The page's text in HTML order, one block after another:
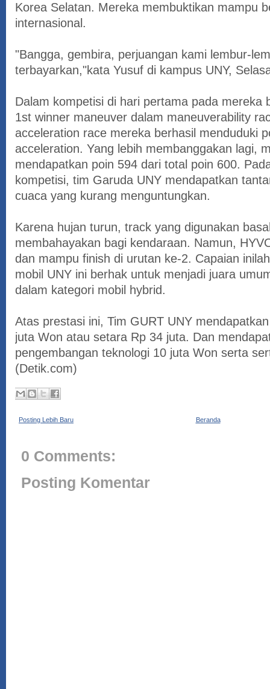
Korea Selatan. Mereka membuktikan mampu
internasional.
"Bangga, gembira, perjuangan kami lembur-
terbayarkan,"kata Yusuf di kampus UNY,
Dalam kompetisi di hari pertama pada mereka
1st winner maneuver dalam maneuverability
acceleration race mereka berhasil menduduki
acceleration. Yang lebih membanggakan lagi,
mendapatkan poin 594 dari total poin 600.
kompetisi, tim Garuda UNY mendapatkan
cuaca yang kurang menguntungkan.
Karena hujan turun, track yang digunakan
membahayakan bagi kendaraan. Namun,
dan mampu finish di urutan ke-2. Capaian
mobil UNY ini berhak untuk menjadi juara
dalam kategori mobil hybrid.
Atas prestasi ini, Tim GURT UNY
juta Won atau setara Rp 34 juta. Dan
pengembangan teknologi 10 juta Won serta
(Detik.com)
Posting Lebih Baru Beranda
0 Comments:
Posting Komentar